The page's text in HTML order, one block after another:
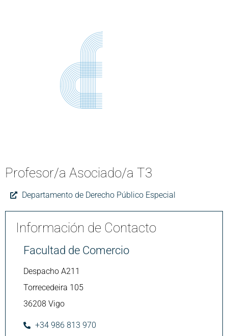
Profesor/a Asociado/a T3
Departamento de Derecho Público Especial
Información de Contacto
Facultad de Comercio
Despacho A211
Torrecedeira 105
36208 Vigo
+34 986 813 970